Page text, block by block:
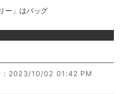
ー」はバッグ
：2023/10/02 01:42 PM